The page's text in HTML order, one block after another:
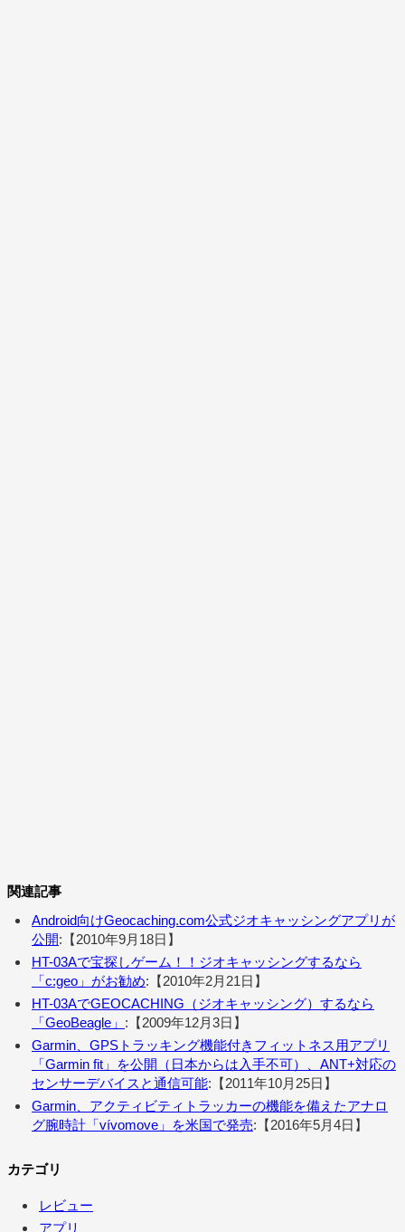
関連記事
Android向けGeocaching.com公式ジオキャッシングアプリが
公開:【2010年9月18日】
HT-03Aで宝探しゲーム！！ジオキャッシングするなら
「c:geo」がお勧め:【2010年2月21日】
HT-03AでGEOCACHING（ジオキャッシング）するなら
「GeoBeagle」 :【2009年12月3日】
Garmin、GPSトラッキング機能付きフィットネス用アプリ
「Garmin fit」を公開（日本からは入手不可）、ANT+対応の
センサーデバイスと通信可能:【2011年10月25日】
Garmin、アクティビティトラッカーの機能を備えたアナロ
グ腕時計「vívomove」を米国で発売:【2016年5月4日】
カテゴリ
レビュー
アプリ